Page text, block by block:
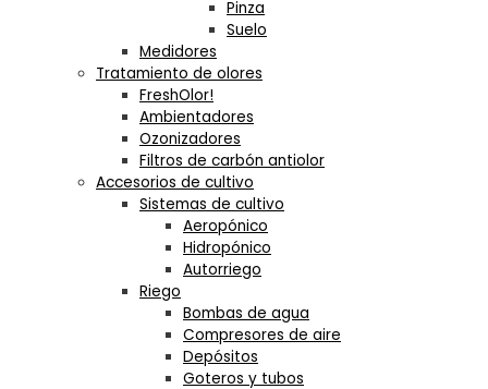
Pinza
Suelo
Medidores
Tratamiento de olores
FreshOlor!
Ambientadores
Ozonizadores
Filtros de carbón antiolor
Accesorios de cultivo
Sistemas de cultivo
Aeropónico
Hidropónico
Autorriego
Riego
Bombas de agua
Compresores de aire
Depósitos
Goteros y tubos